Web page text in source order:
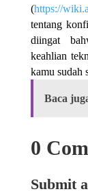
(https://
tentang
diingat
keahlian
kamu sudah
Baca
0
Submit